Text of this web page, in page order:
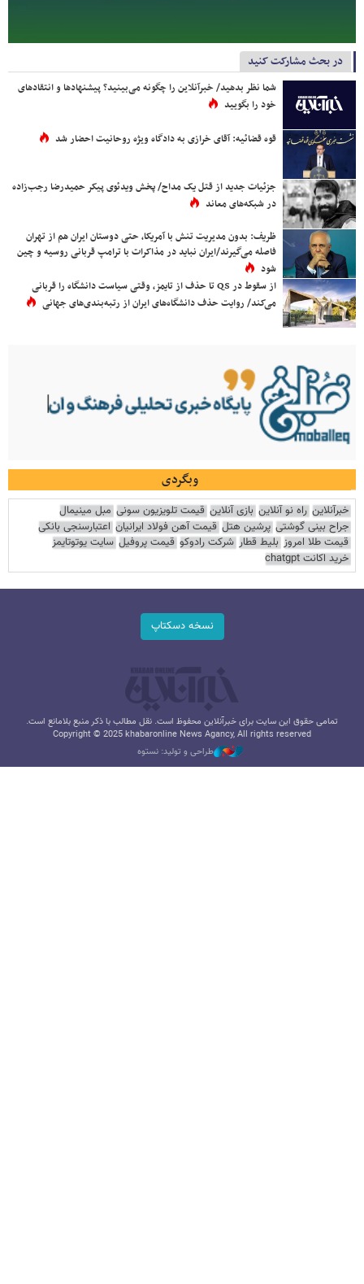
در بحث مشارکت کنید
شما نظر بدهید/ خبرآنلاین را چگونه می‌بینید؟ پیشنهادها و انتقادهای
خود را بگویید
قوه قضائیه: آقای خرازی به دادگاه ویژه روحانیت احضار شد
جزئیات جدید از قتل یک مداح/ پخش ویدئوی پیکر حمیدرضا رجب‌زاده
در شبکه‌های معاند
ظریف: بدون مدیریت تنش با آمریکا، حتی دوستان ایران هم از تهران
فاصله می‌گیرند/ایران نباید در مذاکرات با ترامپ قربانی روسیه و چین
شود
از سقوط در QS تا حذف از تایمز، وقتی سیاست دانشگاه را قربانی
می‌کند/ روایت حذف دانشگاه‌های ایران از رتبه‌بندی‌های جهانی
وبگردی
خبرآنلاین راه نو آنلاین بازی آنلاین قیمت تلویزیون سونی مبل مینیمال
جراح بینی گوشتی پرشین هتل قیمت آهن فولاد ایرانیان اعتبارسنجی بانکی
قیمت طلا امروز بلیط قطار شرکت رادوکو قیمت پروفیل سایت یوتوتایمز
خرید اکانت chatgpt
نسخه دسکتاپ
تمامی حقوق این سایت برای خبرآنلاین محفوظ است. نقل مطالب با ذکر منبع بلامانع است.
Copyright © 2025 khabaronline News Agancy, All rights reserved
طراحی و تولید: نستوه